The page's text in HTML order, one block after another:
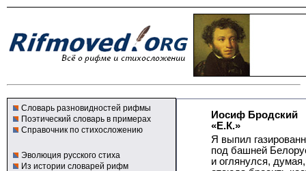
Словарь разновидностей рифмы
Поэтический словарь в примерах
Справочник по стихосложению
Эволюция русского стиха
Из истории словарей рифм
Иосиф Бродский
«Е.К.»
Я выпил
под башней
и оглянулся,